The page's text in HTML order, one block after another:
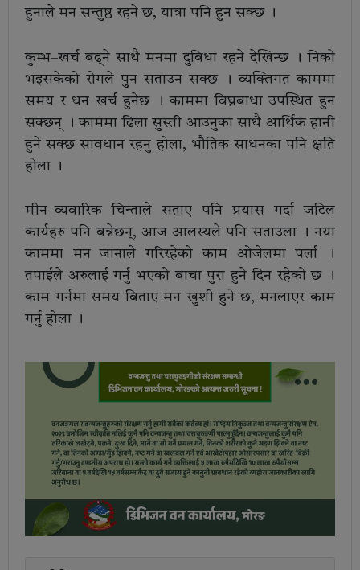
हुनाले मन सन्तुष्ठ रहने छ, यात्रा पनि हुन सक्छ ।
कुम्भ–खर्च बढ्ने साथै मनमा दुबिधा रहने देखिन्छ । निको
भइसकेको रोगले पुन सताउन सक्छ । व्यक्तिगत काममा
समय र धन खर्च हुनेछ । काममा विघ्नबाधा उपस्थित हुन
सक्छन् । काममा ढिला सुस्ती आउनुका साथै आर्थिक हानी
हुने सक्छ सावधान रहनु होला, भौतिक साधनका पनि क्षति
होला ।
मीन–व्यवारिक चिन्ताले सताए पनि प्रयास गर्दा जटिल
कार्यहरु पनि बन्नेछन्, आज आलस्यले पनि सताउला । नया
काममा मन जानाले गरिरहेको काम ओजेलमा पर्ला ।
तपाईले अरुलाई गर्नु भएको बाचा पुरा हुने दिन रहेको छ ।
काम गर्नमा समय बिताए मन खुशी हुने छ, मनलाएर काम
गर्नु होला ।